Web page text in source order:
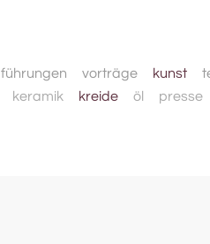
führungen vorträge
kunst
keramik kreide öl presse